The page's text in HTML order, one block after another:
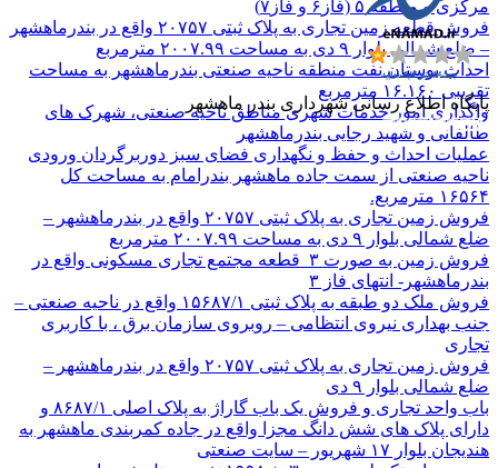
مرکزی و منطقه ۵ (فاز۶ و فاز۷)
فروش قطعه زمین تجاری به پلاک ثبتی ۲۰۷۵۷ واقع در بندرماهشهر
– ضلع شمالی بلوار ۹ دی به مساحت ۲۰۰۷.۹۹ مترمربع
احداث بوستان نفت منطقه ناحیه صنعتی بندرماهشهر به مساحت
تقریبی ۱۶.۱۶۰ مترمربع
واگذاری امور خدمات شهری مناطق ناحیه صنعتی، شهرک های
طالقانی و شهید رجایی بندرماهشهر
عملیات احداث و حفظ و نگهداری فضای سبز دوربرگردان ورودی
ناحیه صنعتی از سمت جاده ماهشهر بندرامام به مساحت کل
۱۶۵۶۴ مترمربع.
فروش زمین تجاری به پلاک ثبتی ۲۰۷۵۷ واقع در بندرماهشهر –
ضلع شمالی بلوار ۹ دی به مساحت ۲۰۰۷.۹۹ مترمربع
فروش زمین به صورت ۳ قطعه مجتمع تجاری مسکونی واقع در
بندرماهشهر- انتهای فاز ۳
فروش ملک دو طبقه به پلاک ثبتی ۱۵۶۸۷/۱ واقع در ناحیه صنعتی –
جنب بهداری نیروی انتظامی – روبروی سازمان برق ، با کاربری
تجاری
فروش زمین تجاری به پلاک ثبتی ۲۰۷۵۷ واقع در بندرماهشهر –
ضلع شمالی بلوار ۹ دی
باب واحد تجاری و فروش یک باب گاراژ به پلاک اصلی ۸۶۸۷/۱ و
دارای پلاک های شش دانگ مجزا واقع در جاده کمربندی ماهشهر به
هندیجان بلوار ۱۷ شهریور – سایت صنعتی
پایگاه اطلاع رسانی شهرداری بندر ماهشهر